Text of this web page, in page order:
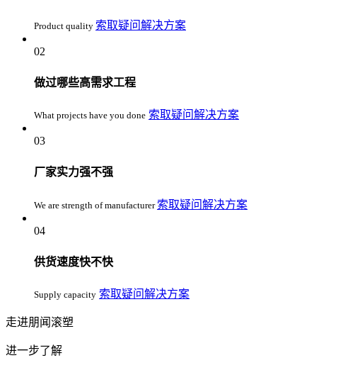
Product quality 索取疑问解决方案
02
做过哪些高需求工程
What projects have you done 索取疑问解决方案
03
厂家实力强不强
We are strength of manufacturer 索取疑问解决方案
04
供货速度快不快
Supply capacity 索取疑问解决方案
走进朋闻滚塑
进一步了解